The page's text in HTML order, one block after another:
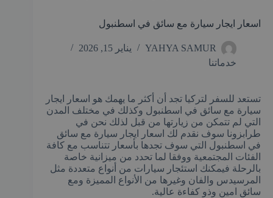
اسعار ايجار سيارة مع سائق في اسطنبول
YAHYA SAMUR
يناير 15, 2026
خدماتنا
تستعد للسفر لتركيا تجد أن أكثر ما يهمك هو اسعار ايجار
سيارة مع سائق في اسطنبول وكذلك في مختلف المدن
التي لم تتمكن من زيارتها من قبل لذلك نحن في
طرابزونا سوف نقدم لك اسعار ايجار سيارة مع سائق
في اسطنبول التي سوف تجدها بأسعار تتناسب مع كافة
الفئات المجتمعية ووفقا لما تحدد من ميزانية خاصة
بالرحلة فيمكنك استئجار سيارات من أنواع متعددة مثل
المرسيدس والفان وغيرها من الأنواع المميزة ومع
سائق امين وذو كفاءة عالية.